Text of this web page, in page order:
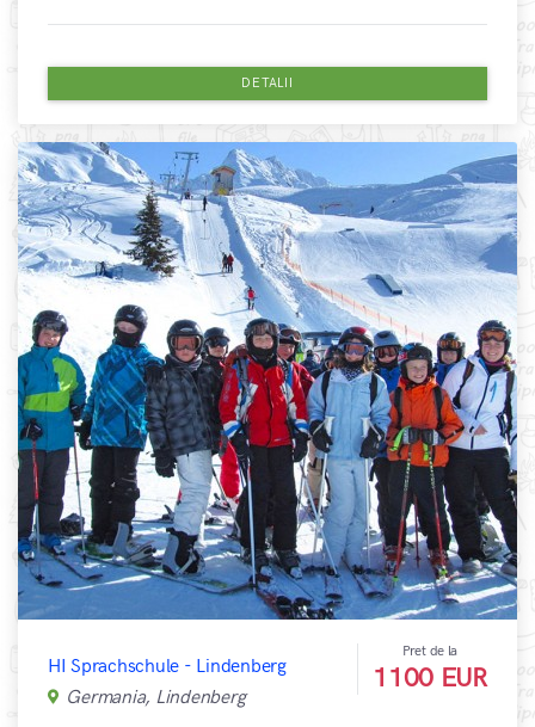
DETALII
HI Sprachschule - Lindenberg
Germania, Lindenberg
Pret de la
1100 EUR